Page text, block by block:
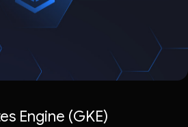
Engine (GKE)